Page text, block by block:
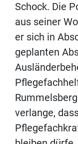
Schock. Die
aus seiner
er sich in
geplanten
verlange,